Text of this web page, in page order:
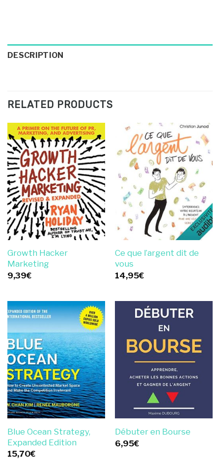
DESCRIPTION
RELATED PRODUCTS
Growth Hacker
Marketing
9,39€
Ce que l’argent dit de
vous
14,95€
Blue Ocean Strategy,
Expanded Edition
15,70€
Débuter en Bourse
6,95€